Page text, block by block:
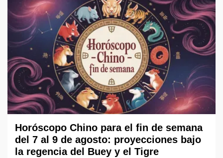
Horóscopo Chino para el fin de semana
del 7 al 9 de agosto: proyecciones bajo
la regencia del Buey y el Tigre